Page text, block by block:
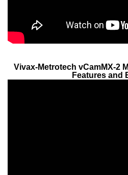
Vivax-Metrotech vCamMX-2
Features and